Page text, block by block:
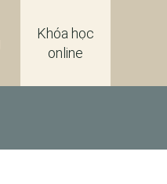
Khóa học
online